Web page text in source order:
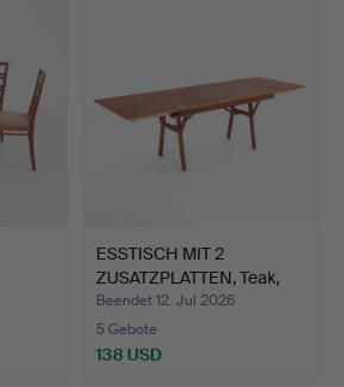
ESSTISCH MIT 2
ZUSATZPLATTEN, Teak,
1950er…
Beendet 12. Jul 2026
5 Gebote
138 USD